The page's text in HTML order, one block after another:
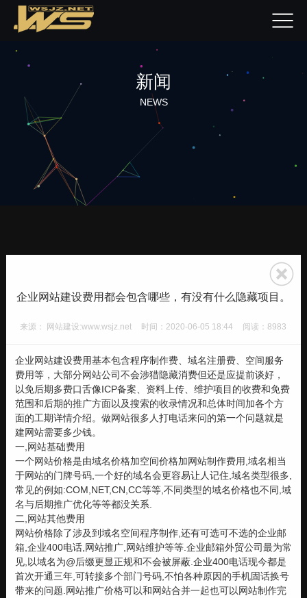
新闻
NEWS
企业网站建设费用都会包含哪些，有没有什么隐藏项目。
来源： 网站建设:www.wsjz.net 时间：2020-06-05 18:44 阅读：8983
企业网站建设费用基本包含程序制作费、域名注册费、空间服务
费用等，大部分网站公司不会涉猎隐藏消费但还是应提前谈好，
以免后期多费口舌像ICP备案、资料上传、维护项目的收费和免费
范围和后期的推广方面以及搜索的收录情况和总体时间加各个方
面的工期详情介绍。做网站很多人打电话来问的第一个问题就是
建网站需要多少钱。
一,网站基础费用
一个网站价格是由域名价格加空间价格加网站制作费用,域名相当
于网站的门牌号码,一个好的域名会更容易让人记住,域名类型很多,
常见的例如:COM,NET,CN,CC等等,不同类型的域名价格也不同,域
名与后期推广优化等等都没关系.
二,网站其他费用
网站价格除了涉及到域名空间程序制作,还有可选可不选的企业邮
箱,企业400电话,网站推广,网站维护等等.企业邮箱外贸公司最为常
见,以域名为@后缀更显正规和不会被屏蔽.企业400电话现今都是
首次开通三年,可转接多个部门号码,不怕各种原因的手机固话换号
带来的问题.网站推广价格可以和网站合并一起也可以网站制作完